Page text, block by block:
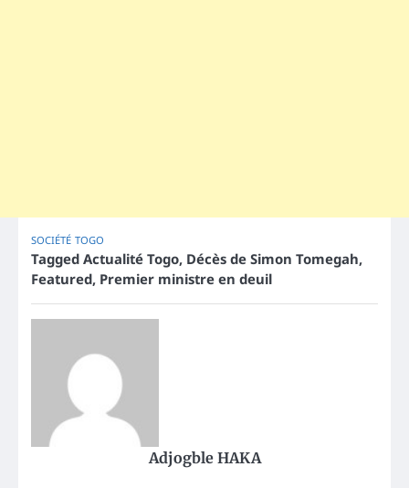
SOCIÉTÉ TOGO
Tagged Actualité Togo, Décès de Simon Tomegah,
Featured, Premier ministre en deuil
Adjogble HAKA